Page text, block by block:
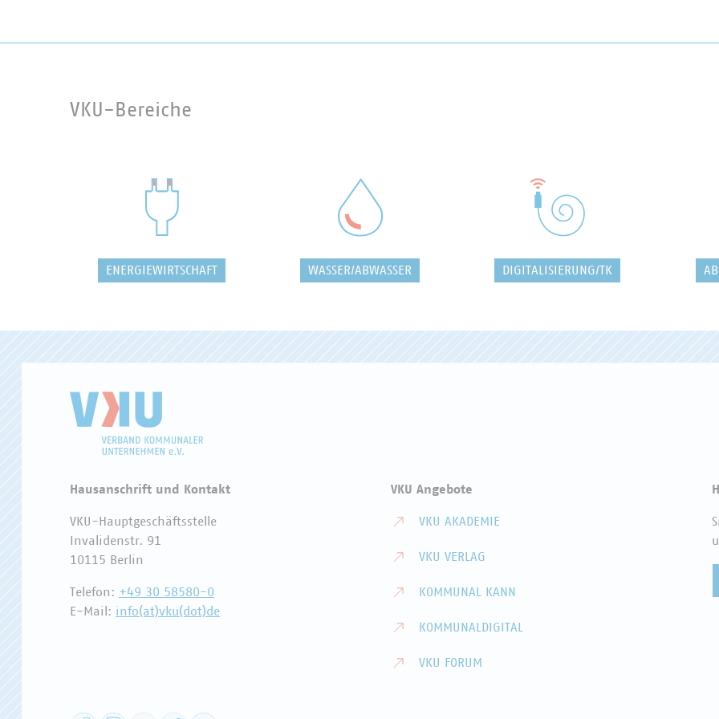
VKU-Bereiche
ENERGIEWIRTSCHAFT WASSER/ABWASSER DIGITALISIERUNG/TK
Hausanschrift und Kontakt
VKU-Hauptgeschäftsstelle
Invalidenstr. 91
10115 Berlin
Telefon: +49 30 58580-0
E-Mail: info(at)vku(dot)de
VKU Angebote
VKU AKADEMIE
VKU VERLAG
KOMMUNAL KANN
KOMMUNALDIGITAL
VKU FORUM